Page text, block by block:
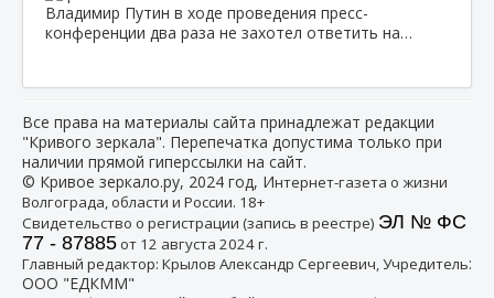
Владимир Путин в ходе проведения пресс-
конференции два раза не захотел ответить на…
Все права на материалы сайта принадлежат редакции
"Кривого зеркала". Перепечатка допустима только при
наличии прямой гиперссылки на сайт.
© Кривое зеркало.ру, 2024 год, Интернет-газета о жизни
Волгограда, области и России. 18+
Свидетельство о регистрации (запись в реестре) ЭЛ № ФС
77 - 87885от 12 августа 2024 г.
Главный редактор: Крылов Александр Сергеевич, Учредитель:
ООО "ЕДКММ"